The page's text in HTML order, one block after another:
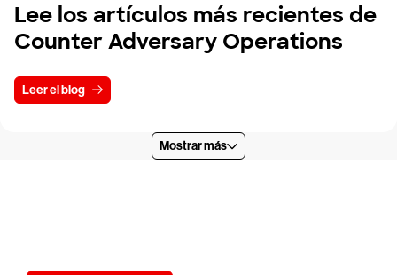
Lee los artículos más recientes de
Counter Adversary Operations
Leer el blog
Mostrar más